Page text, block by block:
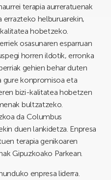
terapia aurreratuenak
errazteko helburuarekin,
hobetzeko.
osasunaren esparruan
horren ildotik, erronka
gehien behar duten
gure konpromisoa eta
bizi-kalitatea hobetzen
bultzatzeko.
da Columbus
duen lankidetza. Enpresa
terapia genikoaren
Gipuzkoako Parkean.
enpresa liderra.